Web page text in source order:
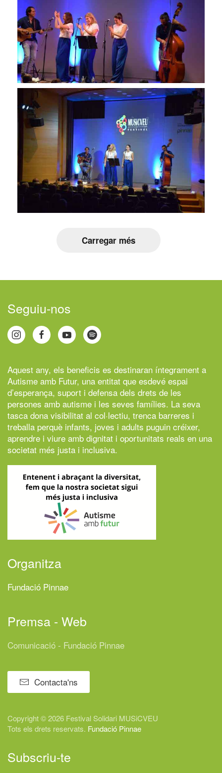
Carregar més
Seguiu-nos
Aquest any, els beneficis es destinaran íntegrament a
Autisme amb Futur, una entitat que esdevé espai
d’esperança, suport i defensa dels drets de les
persones amb autisme i les seves famílies. La seva
tasca dona visibilitat al col·lectiu, trenca barreres i
treballa perquè infants, joves i adults puguin créixer,
aprendre i viure amb dignitat i oportunitats reals en una
societat més justa i inclusiva.
Organitza
Fundació Pinnae
Premsa - Web
Comunicació - Fundació Pinnae
Contacta'ns
Copyright © 2026 Festival Solidari MUSiCVEU
Tots els drets reservats. Fundació Pinnae
Subscriu-te